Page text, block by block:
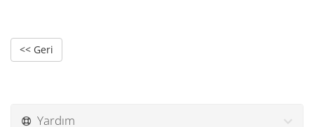
<< Geri
Yardım